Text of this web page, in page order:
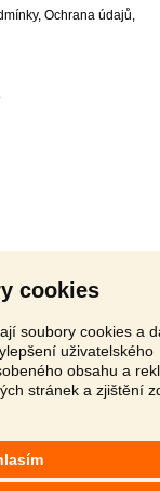
cookies
soubory cookies a
uživatelského
obsahu a
stránek a zjištění
, Ochrana údajů,